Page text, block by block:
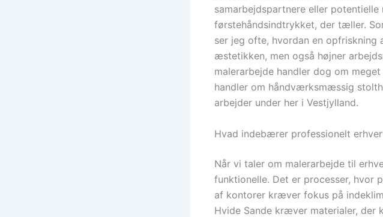
samarbejdspartnere eller
førstehåndsindtrykket, der tæller.
ser jeg ofte, hvordan en
æstetikken, men også højner
malerarbejde handler dog om
handler om håndværksmæssig
arbejder under her i Vestjylland.
Hvad indebærer professionelt
Når vi taler om malerarbejde til
funktionelle. Det er processer,
af kontorer kræver fokus på
Hvide Sande kræver materialer, der